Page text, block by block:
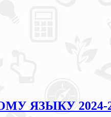
ЯЗЫКУ 2024-